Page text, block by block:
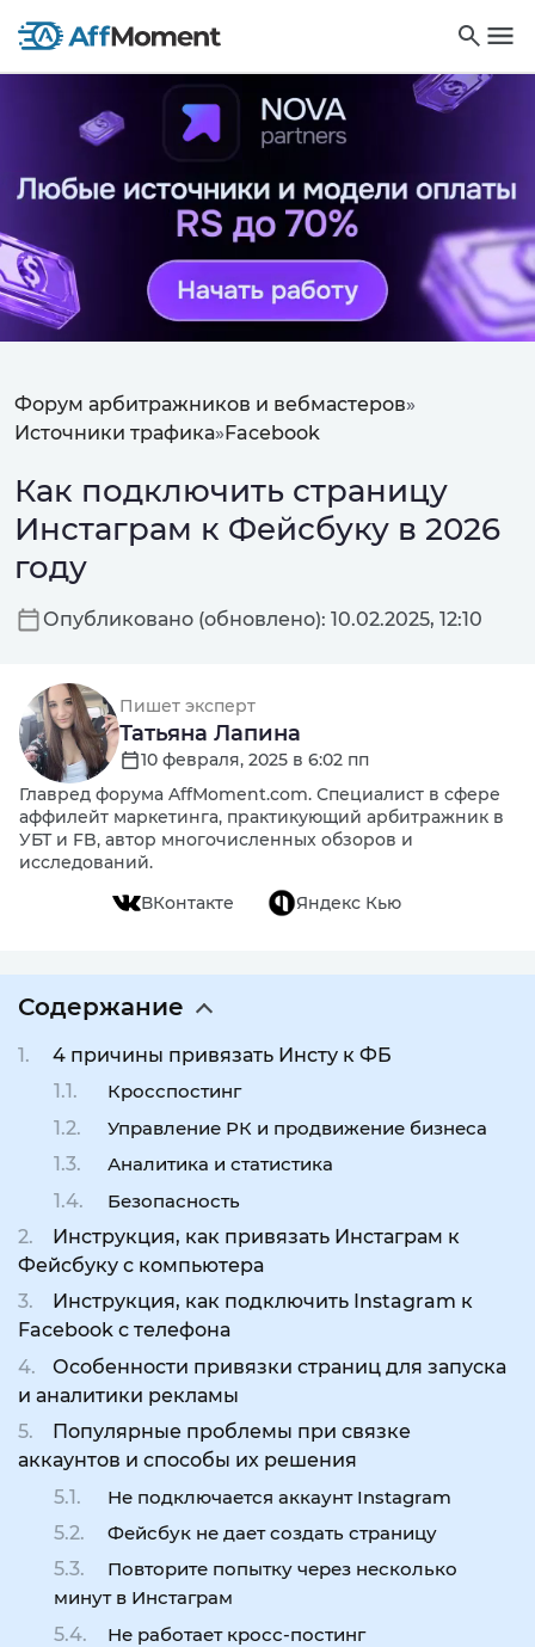
Форум арбитражников и вебмастеров»
Источники трафика»Facebook
Как подключить страницу
Инстаграм к Фейсбуку в 2026
году
Опубликовано (обновлено): 10.02.2025, 12:10
Пишет эксперт
Татьяна Лапина
10 февраля, 2025 в 6:02 пп
Главред форума AffMoment.com. Специалист в сфере
аффилейт маркетинга, практикующий арбитражник в
УБТ и FB, автор многочисленных обзоров и
исследований.
ВКонтакте
Яндекс Кью
Содержание
4 причины привязать Инсту к ФБ
Кросспостинг
Управление РК и продвижение бизнеса
Аналитика и статистика
Безопасность
Инструкция, как привязать Инстаграм к
Фейсбуку с компьютера
Инструкция, как подключить Instagram к
Facebook с телефона
Особенности привязки страниц для запуска
и аналитики рекламы
Популярные проблемы при связке
аккаунтов и способы их решения
Не подключается аккаунт Instagram
Фейсбук не дает создать страницу
Повторите попытку через несколько
минут в Инстаграм
Не работает кросс-постинг